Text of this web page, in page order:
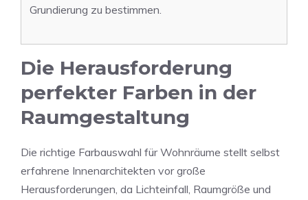
Grundierung zu bestimmen.
Die Herausforderung
perfekter Farben in der
Raumgestaltung
Die richtige Farbauswahl für Wohnräume stellt selbst
erfahrene Innenarchitekten vor große
Herausforderungen, da Lichteinfall, Raumgröße und